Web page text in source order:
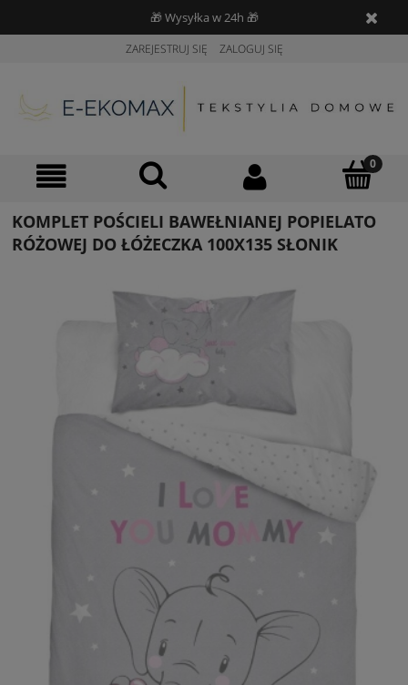
🎁 Wysyłka w 24h 🎁
ZAREJESTRUJ SIĘ ZALOGUJ SIĘ
KOMPLET POŚCIELI BAWEŁNIANEJ POPIELATO
RÓŻOWEJ DO ŁÓŻECZKA 100X135 SŁONIK